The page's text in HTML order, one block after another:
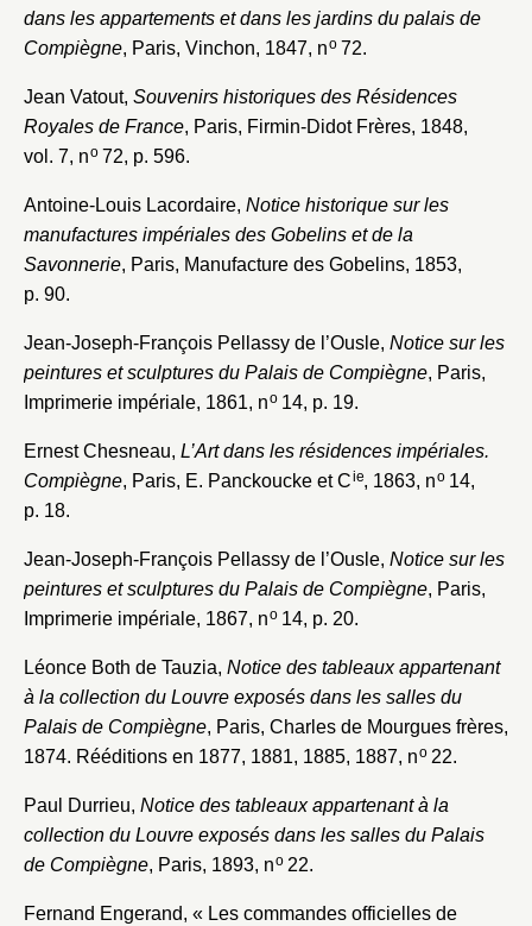
dans les appartements et dans les jardins du palais de
Compiègne, Paris, Vinchon, 1847, no72.
Jean Vatout, Souvenirs historiques des Résidences
Royales de France, Paris, Firmin-Didot Frères, 1848,
vol. 7, no72, p. 596.
Antoine-Louis Lacordaire, Notice historique sur les
manufactures impériales des Gobelins et de la
Savonnerie, Paris, Manufacture des Gobelins, 1853,
p. 90.
Jean-Joseph-François Pellassy de l’Ousle, Notice sur les
peintures et sculptures du Palais de Compiègne, Paris,
Imprimerie impériale, 1861, no14, p. 19.
Ernest Chesneau, L’Art dans les résidences impériales.
Compiègne, Paris, E. Panckoucke et Cie, 1863, no14,
p. 18.
Jean-Joseph-François Pellassy de l’Ousle, Notice sur les
peintures et sculptures du Palais de Compiègne, Paris,
Imprimerie impériale, 1867, no14, p. 20.
Léonce Both de Tauzia, Notice des tableaux appartenant
à la collection du Louvre exposés dans les salles du
Palais de Compiègne, Paris, Charles de Mourgues frères,
1874. Rééditions en 1877, 1881, 1885, 1887, no22.
Paul Durrieu, Notice des tableaux appartenant à la
collection du Louvre exposés dans les salles du Palais
de Compiègne, Paris, 1893, no22.
Fernand Engerand, « Les commandes officielles de
Nom du dossier
Valider
Nouveau dossier
Créer et ajouter
Courriel
Mot de passe
Envoyer
Vous n'êtes pas encore inscrit ? Créer un compte
Cliquez ici